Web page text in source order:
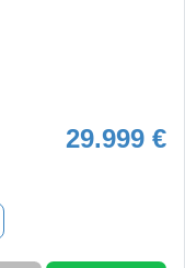
29.999 €